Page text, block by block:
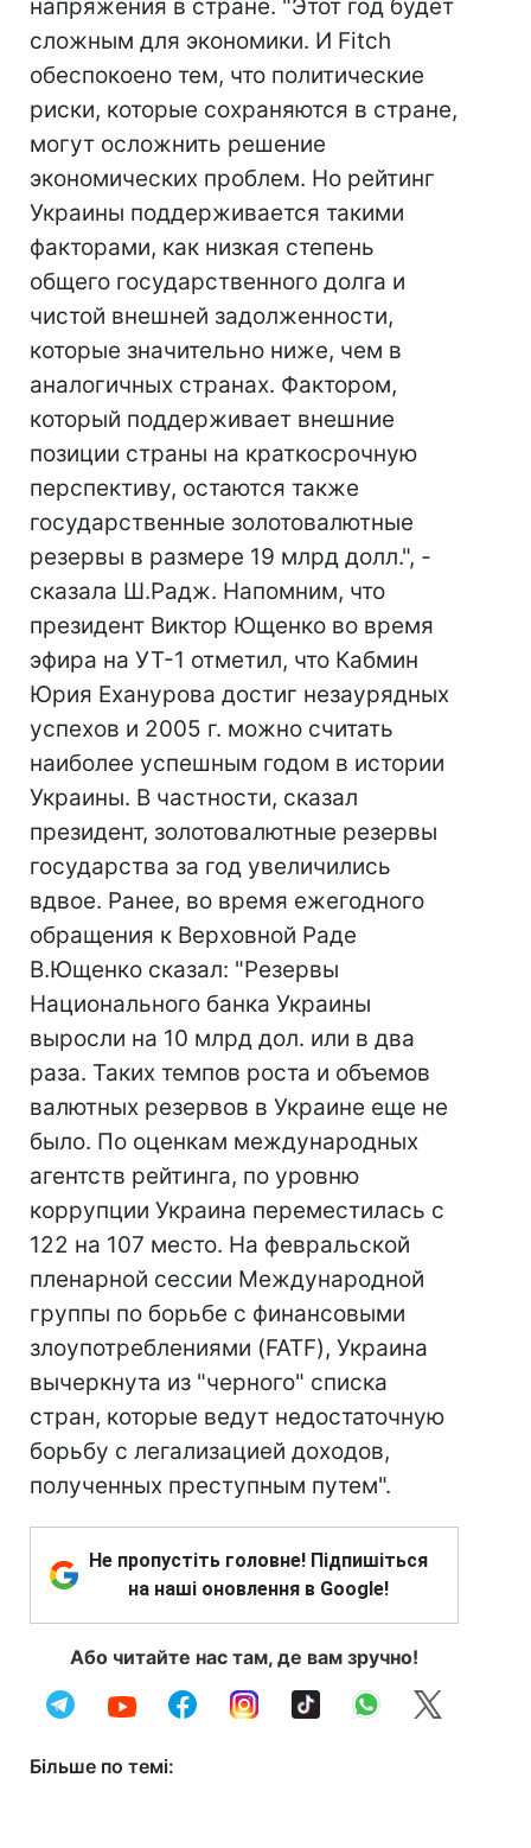
напряжения в стране. "Этот год будет
сложным для экономики. И Fitch
обеспокоено тем, что политические
риски, которые сохраняются в стране,
могут осложнить решение
экономических проблем. Но рейтинг
Украины поддерживается такими
факторами, как низкая степень
общего государственного долга и
чистой внешней задолженности,
которые значительно ниже, чем в
аналогичных странах. Фактором,
который поддерживает внешние
позиции страны на краткосрочную
перспективу, остаются также
государственные золотовалютные
резервы в размере 19 млрд долл.", -
сказала Ш.Радж. Напомним, что
президент Виктор Ющенко во время
эфира на УТ-1 отметил, что Кабмин
Юрия Еханурова достиг незаурядных
успехов и 2005 г. можно считать
наиболее успешным годом в истории
Украины. В частности, сказал
президент, золотовалютные резервы
государства за год увеличились
вдвое. Ранее, во время ежегодного
обращения к Верховной Раде
В.Ющенко сказал: "Резервы
Национального банка Украины
выросли на 10 млрд дол. или в два
раза. Таких темпов роста и объемов
валютных резервов в Украине еще не
было. По оценкам международных
агентств рейтинга, по уровню
коррупции Украина переместилась с
122 на 107 место. На февральской
пленарной сессии Международной
группы по борьбе с финансовыми
злоупотреблениями (FATF), Украина
вычеркнута из "черного" списка
стран, которые ведут недостаточную
борьбу с легализацией доходов,
полученных преступным путем".
Не пропустіть головне! Підпишіться
на наші оновлення в Google!
Або читайте нас там, де вам зручно!
Більше по темі: